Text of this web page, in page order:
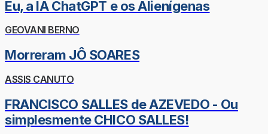
Eu, a IA ChatGPT e os Alienígenas
GEOVANI BERNO
Morreram JÔ SOARES
ASSIS CANUTO
FRANCISCO SALLES de AZEVEDO - Ou
simplesmente CHICO SALLES!